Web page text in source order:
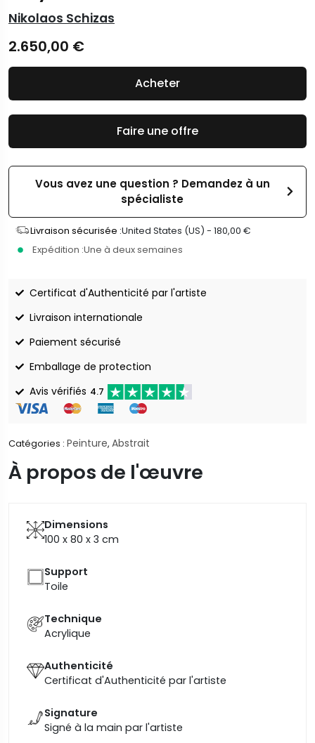
Nikolaos Schizas
2.650,00 €
Faire une offre
Vous avez une question ? Demandez à un
spécialiste
Livraison sécurisée :United States (US) - 180,00 €
Expédition :Une à deux semaines
Certificat d'Authenticité par l'artiste
Livraison internationale
Paiement sécurisé
Emballage de protection
Avis vérifiés 4.7
Catégories : Peinture, Abstrait
Acheter
À propos de l'œuvre
Dimensions
100 x 80 x 3 cm
Support
Toile
Technique
Acrylique
Authenticité
Certificat d'Authenticité par l'artiste
Signature
Signé à la main par l'artiste